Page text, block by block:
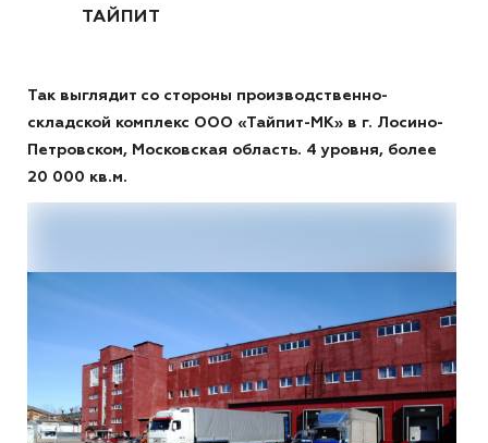
Так выглядит со стороны производственно-
складской комплекс ООО «Тайпит-МК» в г. Лосино-
Петровском, Московская область. 4 уровня, более
20 000 кв.м.
ТАЙПИТ